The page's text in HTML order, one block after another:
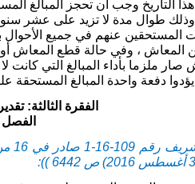
التاريخ وجب أن تحجز المبالغ
طوال مدة لا تزيد على عشر سنوات
المستحقين عنهم في جميع الأحوال
، وفي حالة قطع المعاش أو
ملزما بأداء المبالغ التي كانت
دفعة واحدة المبالغ المستحقة
الفقرة الثالثة:
الفصل